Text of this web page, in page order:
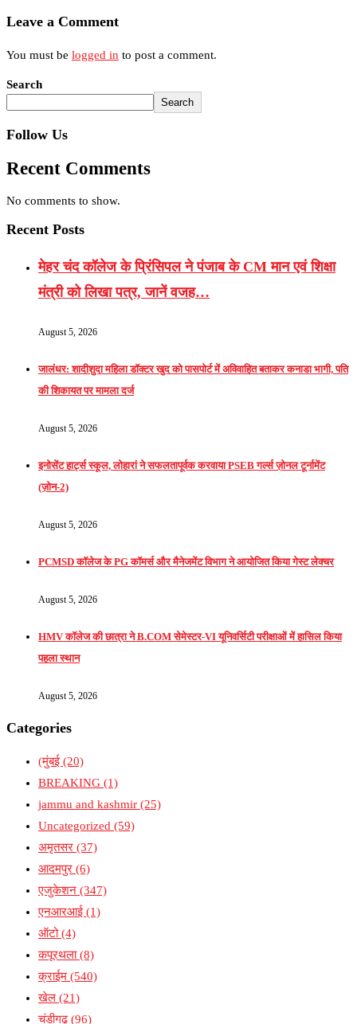
Leave a Comment
You must be logged in to post a comment.
Search
Search
Follow Us
Recent Comments
No comments to show.
Recent Posts
मेहर चंद कॉलेज के प्रिंसिपल ने पंजाब के CM मान एवं शिक्षा
मंत्री को लिखा पत्र, जानें वजह…
August 5, 2026
जालंधर: शादीशुदा महिला डॉक्टर खुद को पासपोर्ट में अविवाहित बताकर कनाडा भागी, पति
की शिकायत पर मामला दर्ज
August 5, 2026
इनोसेंट हार्ट्स स्कूल, लोहारां ने सफलतापूर्वक करवाया PSEB गर्ल्स ज़ोनल टूर्नामेंट
(ज़ोन-2)
August 5, 2026
PCMSD कॉलेज के PG कॉमर्स और मैनेजमेंट विभाग ने आयोजित किया गेस्ट लेक्चर
August 5, 2026
HMV कॉलेज की छात्रा ने B.COM सेमेस्टर-VI यूनिवर्सिटी परीक्षाओं में हासिल किया
पहला स्थान
August 5, 2026
Categories
(मुंबई (20)
BREAKING (1)
jammu and kashmir (25)
Uncategorized (59)
अमृतसर (37)
आदमपुर (6)
एजुकेशन (347)
एनआरआई (1)
ऑटो(4)
कपूरथला(8)
क्राईम (540)
खेल (21)
चंडीगढ़(96)